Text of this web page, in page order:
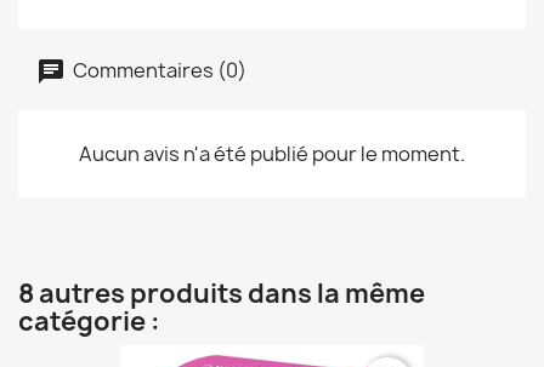
Commentaires (0)
Aucun avis n'a été publié pour le moment.
8 autres produits dans la même
catégorie :